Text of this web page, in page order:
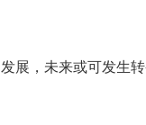
展，未来或可发生转